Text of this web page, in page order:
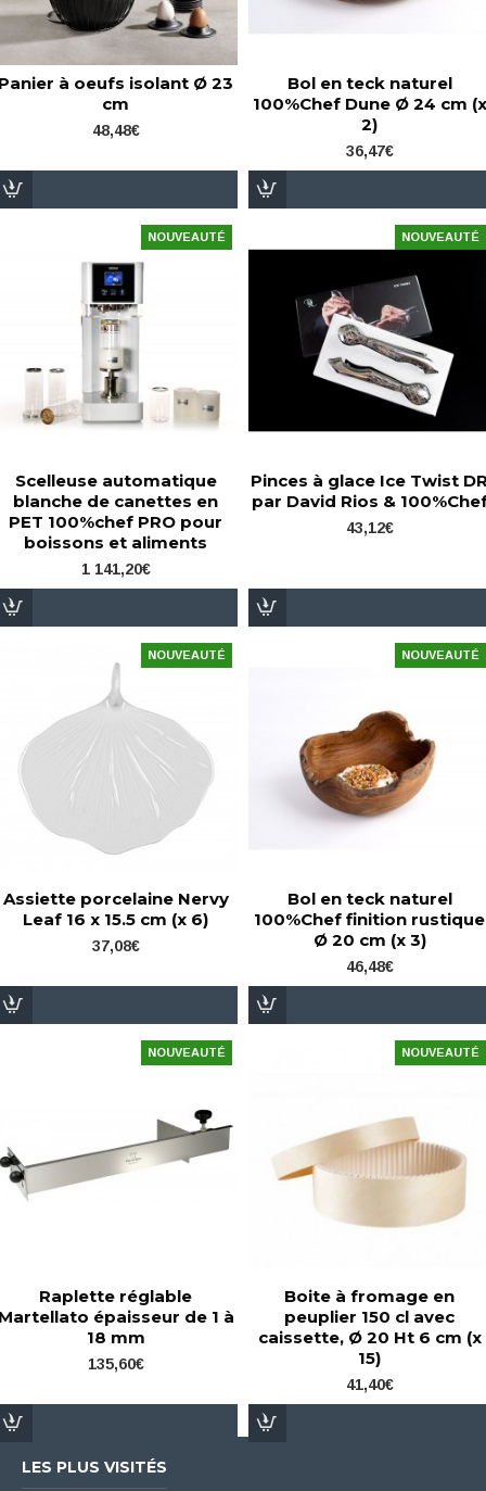
à oeufs isolant Ø 23
cm
48,48€
Bol en teck naturel
100%Chef Dune Ø 24 cm (x
2)
36,47€
NOUVEAUTÉ
Scelleuse automatique
blanche de canettes en
PET 100%chef PRO pour
boissons et aliments
1 141,20€
NOUVEAUTÉ
Pinces à glace Ice Twist
par David Rios &
43,12€
NOUVEAUTÉ
Assiette porcelaine Nervy
Leaf 16 x 15.5 cm (x 6)
37,08€
NOUVEAUTÉ
Bol en teck naturel
100%Chef finition rustique
Ø 20 cm (x 3)
46,48€
NOUVEAUTÉ
Raplette réglable
épaisseur de 1 à
18 mm
135,60€
NOUVEAUTÉ
Boite à fromage en
peuplier 150 cl avec
caissette, Ø 20 Ht 6 cm (x
15)
41,40€
LES PLUS VISITÉS